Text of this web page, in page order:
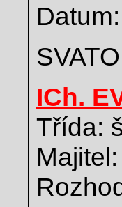
ICh.
Třída: